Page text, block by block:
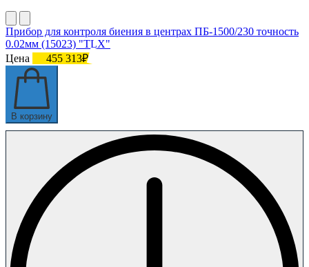
Прибор для контроля биения в центрах ПБ-1500/230 точность
0.02мм (15023) "TLX"
Цена
455 313₽
В корзину